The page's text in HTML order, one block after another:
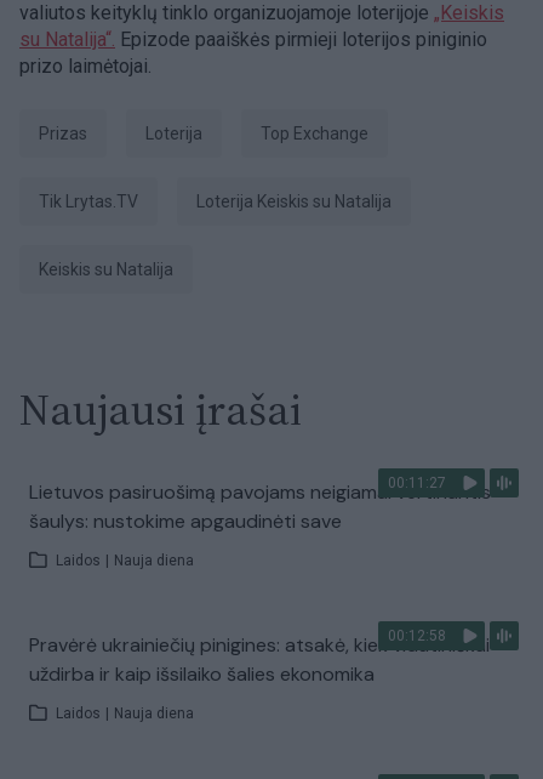
valiutos keityklų tinklo organizuojamoje loterijoje „Keiskis
su Natalija“. Epizode paaiškės pirmieji loterijos piniginio
prizo laimėtojai.
prizas Loterija Top Exchange
tik Lrytas.TV Loterija Keiskis su Natalija
Keiskis su Natalija
Naujausi įrašai
00:11:27
Lietuvos pasiruošimą pavojams neigiamai vertinantis
šaulys: nustokime apgaudinėti save
Laidos Nauja diena
00:12:58
Pravėrė ukrainiečių pinigines: atsakė, kiek vidutiniškai
uždirba ir kaip išsilaiko šalies ekonomika
Laidos Nauja diena